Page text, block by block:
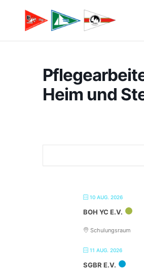
Heim und
10 AUG. 2026
BOH YC E.V.
Schulungsraum
11 AUG. 2026
SGBR E.V.